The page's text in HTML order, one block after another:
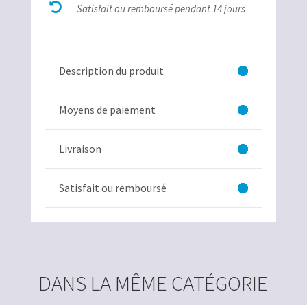
rose
 Satisfait ou remboursé pendant 14 jours
Description du produit
Moyens de paiement
Livraison
Satisfait ou remboursé
DANS LA MÊME CATÉGORIE